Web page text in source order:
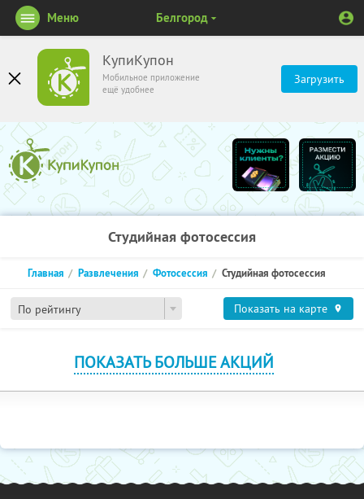
КупиКупон
Мобильное приложение
ещё удобнее
Загрузить
Меню Белгород
Студийная фотосессия
По рейтингу
Главная Развлечения Фотосессия Студийная фотосессия
Показать на карте
ПОКАЗАТЬ БОЛЬШЕ АКЦИЙ